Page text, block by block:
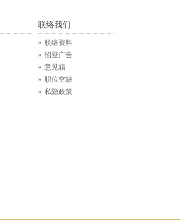
联络我们
联络资料
招登广告
意见箱
职位空缺
私隐政策